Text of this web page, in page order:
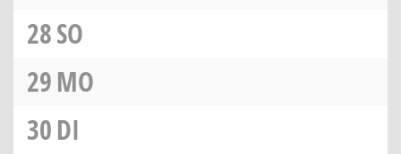
28SO
29MO
30DI